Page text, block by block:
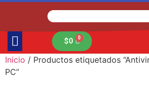
$0
Inicio / Productos etiquetados
PC”